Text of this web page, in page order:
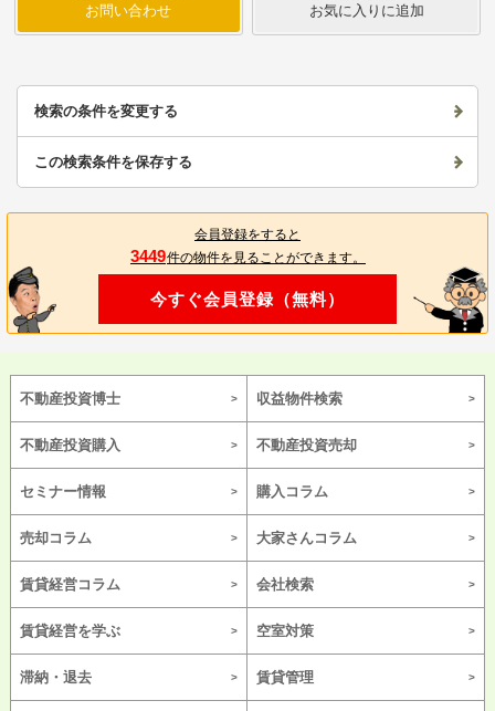
お問い合わせ
お気に入りに追加
検索の条件を変更する
この検索条件を保存する
会員登録をすると
3449件の物件を見ることができます。
今すぐ会員登録（無料）
不動産投資博士 収益物件検索
不動産投資購入 不動産投資売却
セミナー情報 購入コラム
売却コラム 大家さんコラム
賃貸経営コラム 会社検索
賃貸経営を学ぶ 空室対策
滞納・退去 賃貸管理